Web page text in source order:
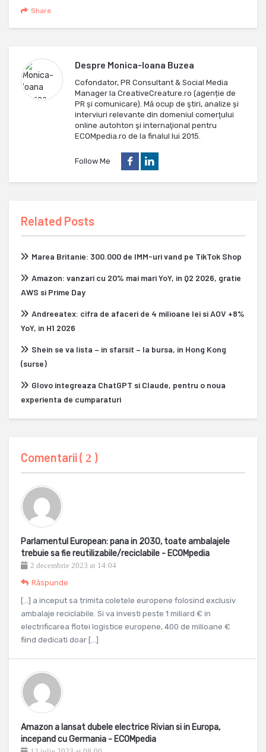
Share
Despre Monica-Ioana Buzea
Cofondator, PR Consultant & Social Media
Manager la CreativeCreature.ro (agenție de
PR și comunicare). Mă ocup de ştiri, analize și
interviuri relevante din domeniul comerţului
online autohton şi internaţional pentru
ECOMpedia.ro de la finalul lui 2015.
Follow Me
Related Posts
Marea Britanie: 300.000 de IMM-uri vand pe TikTok Shop
Amazon: vanzari cu 20% mai mari YoY, in Q2 2026, gratie
AWS si Prime Day
Andreeatex: cifra de afaceri de 4 milioane lei si AOV +8%
YoY, in H1 2026
Shein se va lista – in sfarsit – la bursa, in Hong Kong
(surse)
Glovo integreaza ChatGPT si Claude, pentru o noua
experienta de cumparaturi
Comentarii ( 2 )
Parlamentul European: pana in 2030, toate ambalajele
trebuie sa fie reutilizabile/reciclabile - ECOMpedia
2 decembrie 2023 at 14:04
Răspunde
[…] a inceput sa trimita coletele europene folosind exclusiv
ambalaje reciclabile. Si va investi peste 1 miliard € in
electrificarea flotei logistice europene, 400 de milioane €
fiind dedicati doar […]
Amazon a lansat dubele electrice Rivian si in Europa,
incepand cu Germania - ECOMpedia